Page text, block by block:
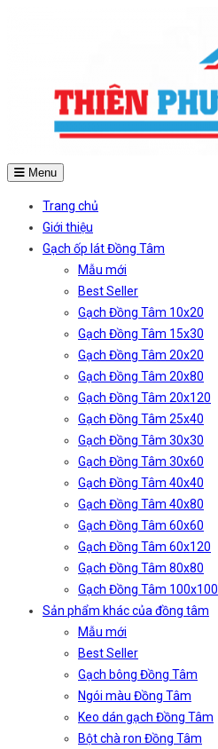
Menu
Trang chủ
Giới thiệu
Gạch ốp lát Đồng Tâm
Mẫu mới
Best Seller
Gạch Đồng Tâm 10x20
Gạch Đồng Tâm 15x30
Gạch Đồng Tâm 20x20
Gạch Đồng Tâm 20x80
Gạch Đồng Tâm 20x120
Gạch Đồng Tâm 25x40
Gạch Đồng Tâm 30x30
Gạch Đồng Tâm 30x60
Gạch Đồng Tâm 40x40
Gạch Đồng Tâm 40x80
Gạch Đồng Tâm 60x60
Gạch Đồng Tâm 60x120
Gạch Đồng Tâm 80x80
Gạch Đồng Tâm 100x100
Sản phẩm khác của đồng tâm
Mẫu mới
Best Seller
Gạch bông Đồng Tâm
Ngói màu Đồng Tâm
Keo dán gạch Đồng Tâm
Bột chà ron Đồng Tâm